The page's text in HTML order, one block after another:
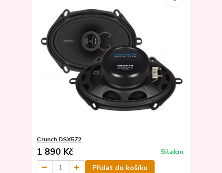
Crunch DSX572
1 890 Kč Skladem
Přidat do košíku